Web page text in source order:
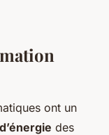
ont un
des